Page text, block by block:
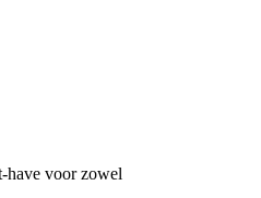
have voor zowel